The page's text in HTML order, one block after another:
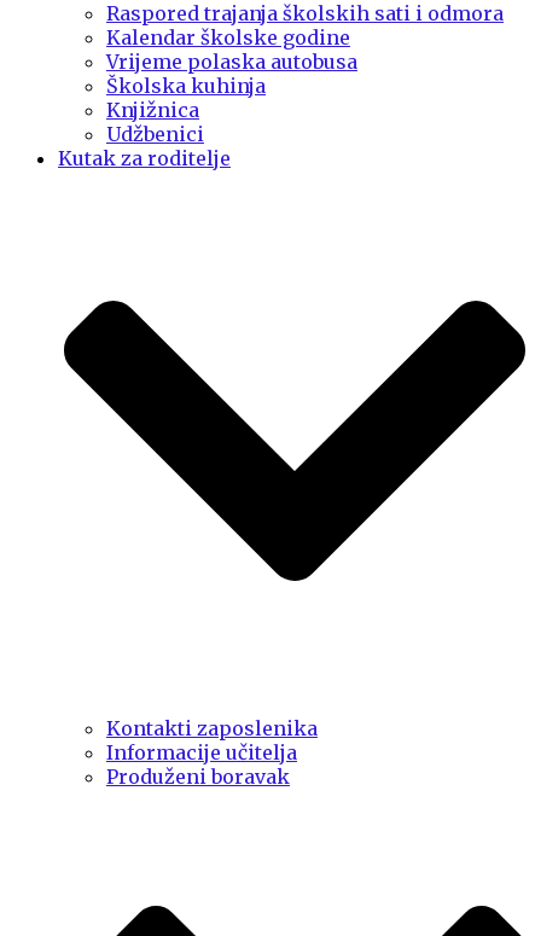
Raspored trajanja školskih sati i odmora
Kalendar školske godine
Vrijeme polaska autobusa
Školska kuhinja
Knjižnica
Udžbenici
Kutak za roditelje
Kontakti zaposlenika
Informacije učitelja
Produženi boravak